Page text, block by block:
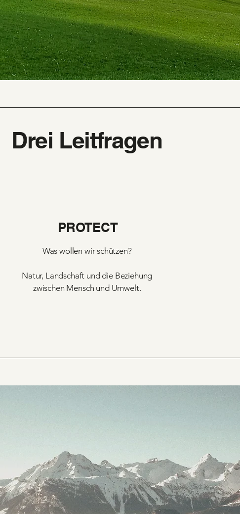
Drei Leitfragen
PROTECT
Was wollen wir schützen?
Natur, Landschaft und die Beziehung
zwischen Mensch und Umwelt.